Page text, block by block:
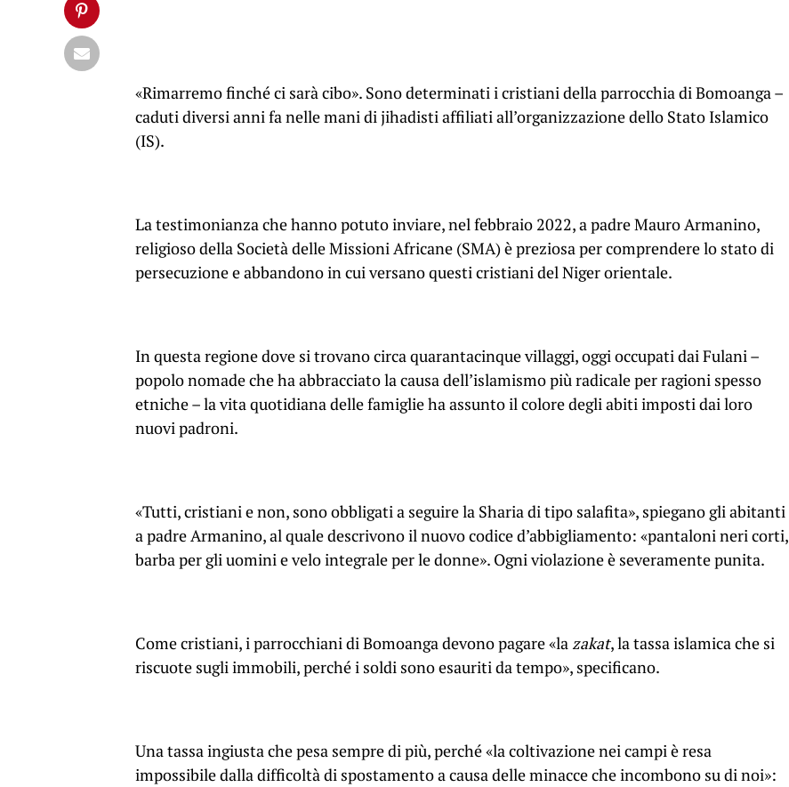
«Rimarremo finché ci sarà cibo». Sono determinati i cristiani della parrocchia di Bomoanga –
caduti diversi anni fa nelle mani di jihadisti affiliati all’organizzazione dello Stato Islamico
(IS).
La testimonianza che hanno potuto inviare, nel febbraio 2022, a padre Mauro Armanino,
religioso della Società delle Missioni Africane (SMA) è preziosa per comprendere lo stato di
persecuzione e abbandono in cui versano questi cristiani del Niger orientale.
In questa regione dove si trovano circa quarantacinque villaggi, oggi occupati dai Fulani –
popolo nomade che ha abbracciato la causa dell’islamismo più radicale per ragioni spesso
etniche – la vita quotidiana delle famiglie ha assunto il colore degli abiti imposti dai loro
nuovi padroni.
«Tutti, cristiani e non, sono obbligati a seguire la Sharia di tipo salafita», spiegano gli abitanti
a padre Armanino, al quale descrivono il nuovo codice d’abbigliamento: «pantaloni neri corti,
barba per gli uomini e velo integrale per le donne». Ogni violazione è severamente punita.
Come cristiani, i parrocchiani di Bomoanga devono pagare «lazakat, la tassa islamica che si
riscuote sugli immobili, perché i soldi sono esauriti da tempo», specificano.
Una tassa ingiusta che pesa sempre di più, perché «la coltivazione nei campi è resa
impossibile dalla difficoltà di spostamento a causa delle minacce che incombono su di noi»: